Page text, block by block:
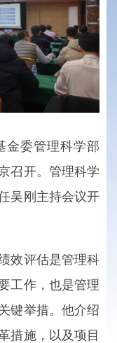
委管理科学部
召开。管理科学
吴刚主持会议开
评估是管理科
工作，也是管理
键举措。他介绍
措施，以及项目